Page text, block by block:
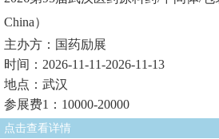
China）
主办方：国药励展
时间：2026-11-11-2026-11-13
地点：武汉
参展费1：10000-20000
点击查看详情